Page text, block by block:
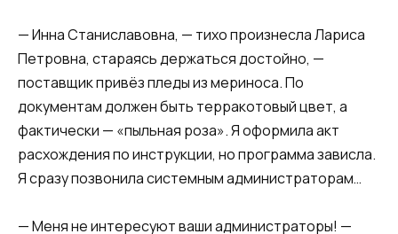
— Инна Станиславовна, — тихо произнесла Лариса
Петровна, стараясь держаться достойно, —
поставщик привёз пледы из мериноса. По
документам должен быть терракотовый цвет, а
фактически — «пыльная роза». Я оформила акт
расхождения по инструкции, но программа зависла.
Я сразу позвонила системным администраторам…
— Меня не интересуют ваши администраторы! —